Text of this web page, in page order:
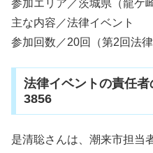
参加エリア／茨城県（龍ケ
主な内容／法律イベント
参加回数／20回（第2回法律
法律イベントの責任
3856
是清聡さんは、潮来市担当